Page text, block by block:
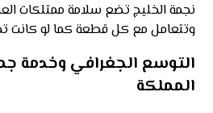
نجمة الخليج تضع سلامة ممتلكات
وتتعامل مع كل قطعة كما لو كانت
التوسع الجغرافي وخدمة
المملكة